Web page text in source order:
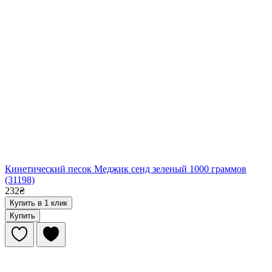
Кинетический песок Меджик сенд зеленый 1000 граммов
(31198)
232₴
Купить в 1 клик
Купить